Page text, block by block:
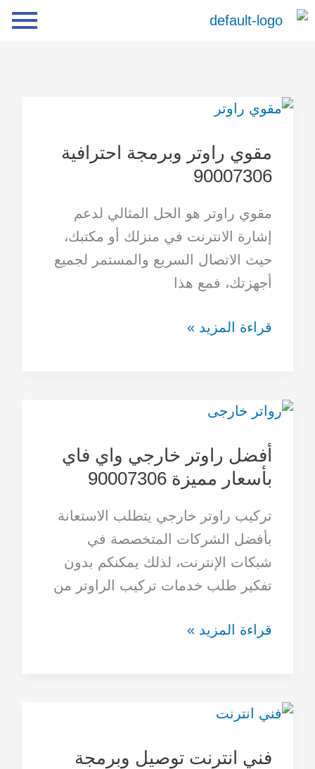
تخطي
مقوي راوتر وبرمجة احترافية
90007306
مقوي راوتر هو الحل المثالي لدعم
إشارة الانترنت في منزلك أو مكتبك،
حيث الاتصال السريع والمستمر لجميع
أجهزتك، فمع هذا
مقوي
وبرمجة
احترافية
قراءة المزيد »
أفضل راوتر خارجي واي فاي
بأسعار مميزة 90007306
تركيب راوتر خارجي يتطلب الاستعانة
بأفضل الشركات المتخصصة في
شبكات الإنترنت، لذلك يمكنكم بدون
تفكير طلب خدمات تركيب الراوتر من
أفضل
خارجي
واي
بأسعار
مميزة
90007306
قراءة المزيد »
فني انترنت توصيل وبرمجة
فني
توصيل